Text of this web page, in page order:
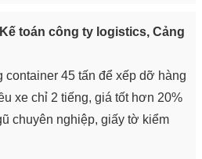
toán công ty logistics, Cảng
container 45 tấn để xếp dỡ hàng
xe chỉ 2 tiếng, giá tốt hơn 20%
chuyên nghiệp, giấy tờ kiểm